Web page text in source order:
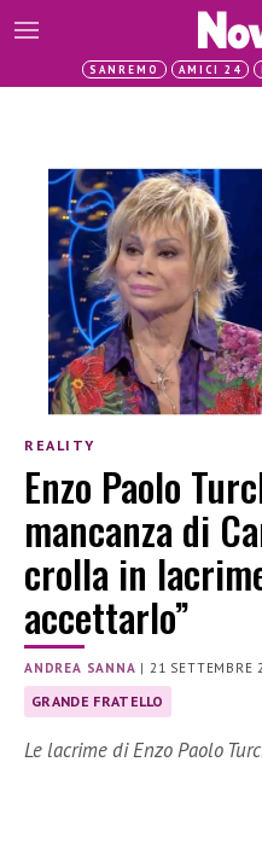
SANREMO AMICI 24
REALITY
Enzo Paolo
mancanza di
crolla in
accettarlo”
ANDREA SANNA |21 SETTEMBRE
GRANDE FRATELLO
Le lacrime di Enzo Paolo